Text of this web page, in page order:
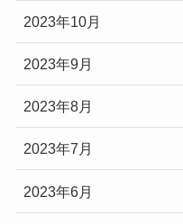
2023年10月
2023年9月
2023年8月
2023年7月
2023年6月